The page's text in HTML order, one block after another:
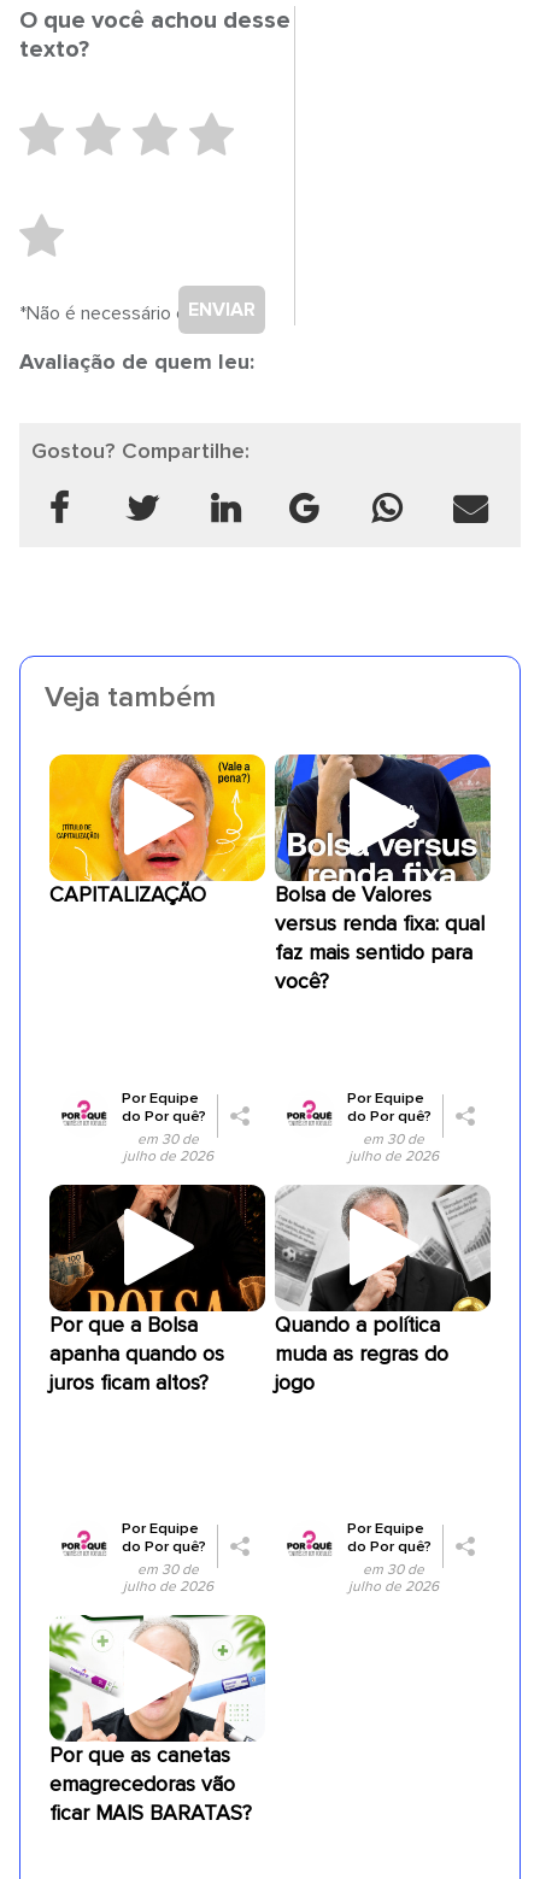
O que você achou desse
texto?
ENVIAR
*Não é necessário cadastro.
Avaliação de quem leu:
Gostou? Compartilhe:
Veja também
CAPITALIZAÇÃO
PorEquipe
do Por quê?
em 30 de
julho de 2026
Bolsa de Valores
versus renda fixa: qual
faz mais sentido para
você?
PorEquipe
do Por quê?
em 30 de
julho de 2026
Por que a Bolsa
apanha quando os
juros ficam altos?
PorEquipe
do Por quê?
em 30 de
julho de 2026
Quando a política
muda as regras do
jogo
PorEquipe
do Por quê?
em 30 de
julho de 2026
Por que as canetas
emagrecedoras vão
ficar MAIS BARATAS?